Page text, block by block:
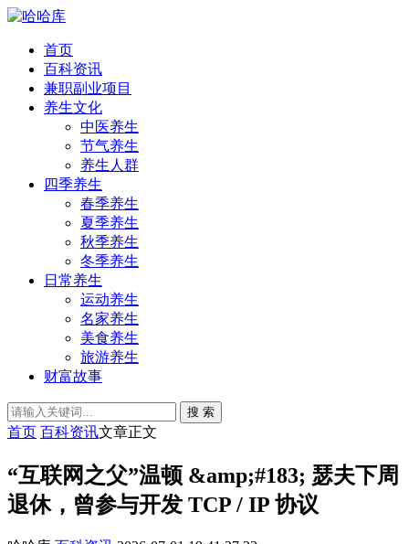
首页
百科资讯
兼职副业项目
养生文化
中医养生
节气养生
养生人群
四季养生
春季养生
夏季养生
秋季养生
冬季养生
日常养生
运动养生
名家养生
美食养生
旅游养生
财富故事
搜 索
首页 百科资讯文章正文
“互联网之父”温顿 &amp;#183; 瑟夫下周
退休，曾参与开发 TCP / IP 协议